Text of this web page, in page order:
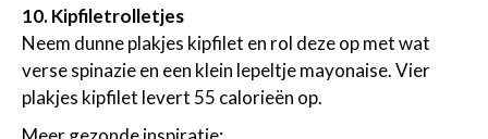
10. Kipfiletrolletjes
Neem dunne plakjes kipfilet en rol deze op met wat
verse spinazie en een klein lepeltje mayonaise. Vier
plakjes kipfilet levert 55 calorieën op.